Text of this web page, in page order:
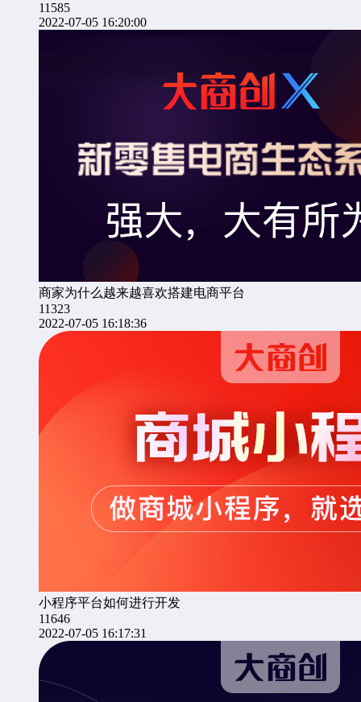
11585
2022-07-05 16:20:00
商家为什么越来越喜欢搭建电商平台
11323
2022-07-05 16:18:36
小程序平台如何进行开发
11646
2022-07-05 16:17:31